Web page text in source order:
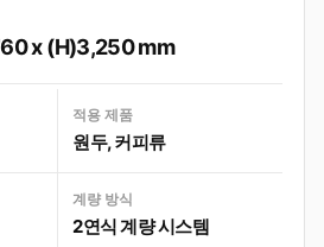
x (H)3,250 mm
적용 제품
원두, 커피류
계량 방식
2연식 계량 시스템